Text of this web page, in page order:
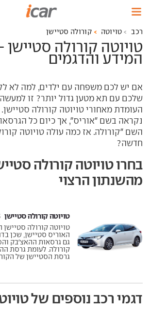
רכב טויוטה קורולה סטיישן
טויוטה קורולה סטיישן
המידע והדגמים
אם יש לכם משפחה עם ילדים, למה לא
שלכם עם תא מטען גדול יותר? זו
העומדת מאחורי טויוטה קורולה
נקראה בשם "אוריס", אך כיום כל
השם "קורולה. אז כמה עולה טויוטה
חדשה?
בחרו טויוטה קורולה
מהשנתון הרצוי
טויוטה קורולה סטיישן ‏ 2019-2025
טויוטה קורולה
גם גרסאות ההאצ'בק
קורולה. לעומת גרסת
גרסת הסטיישן של
דגמי רכב נוספים של